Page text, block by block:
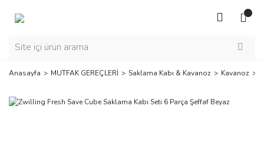
Anasayfa MUTFAK GEREÇLERİ Saklama Kabı & Kavanoz Kavanoz